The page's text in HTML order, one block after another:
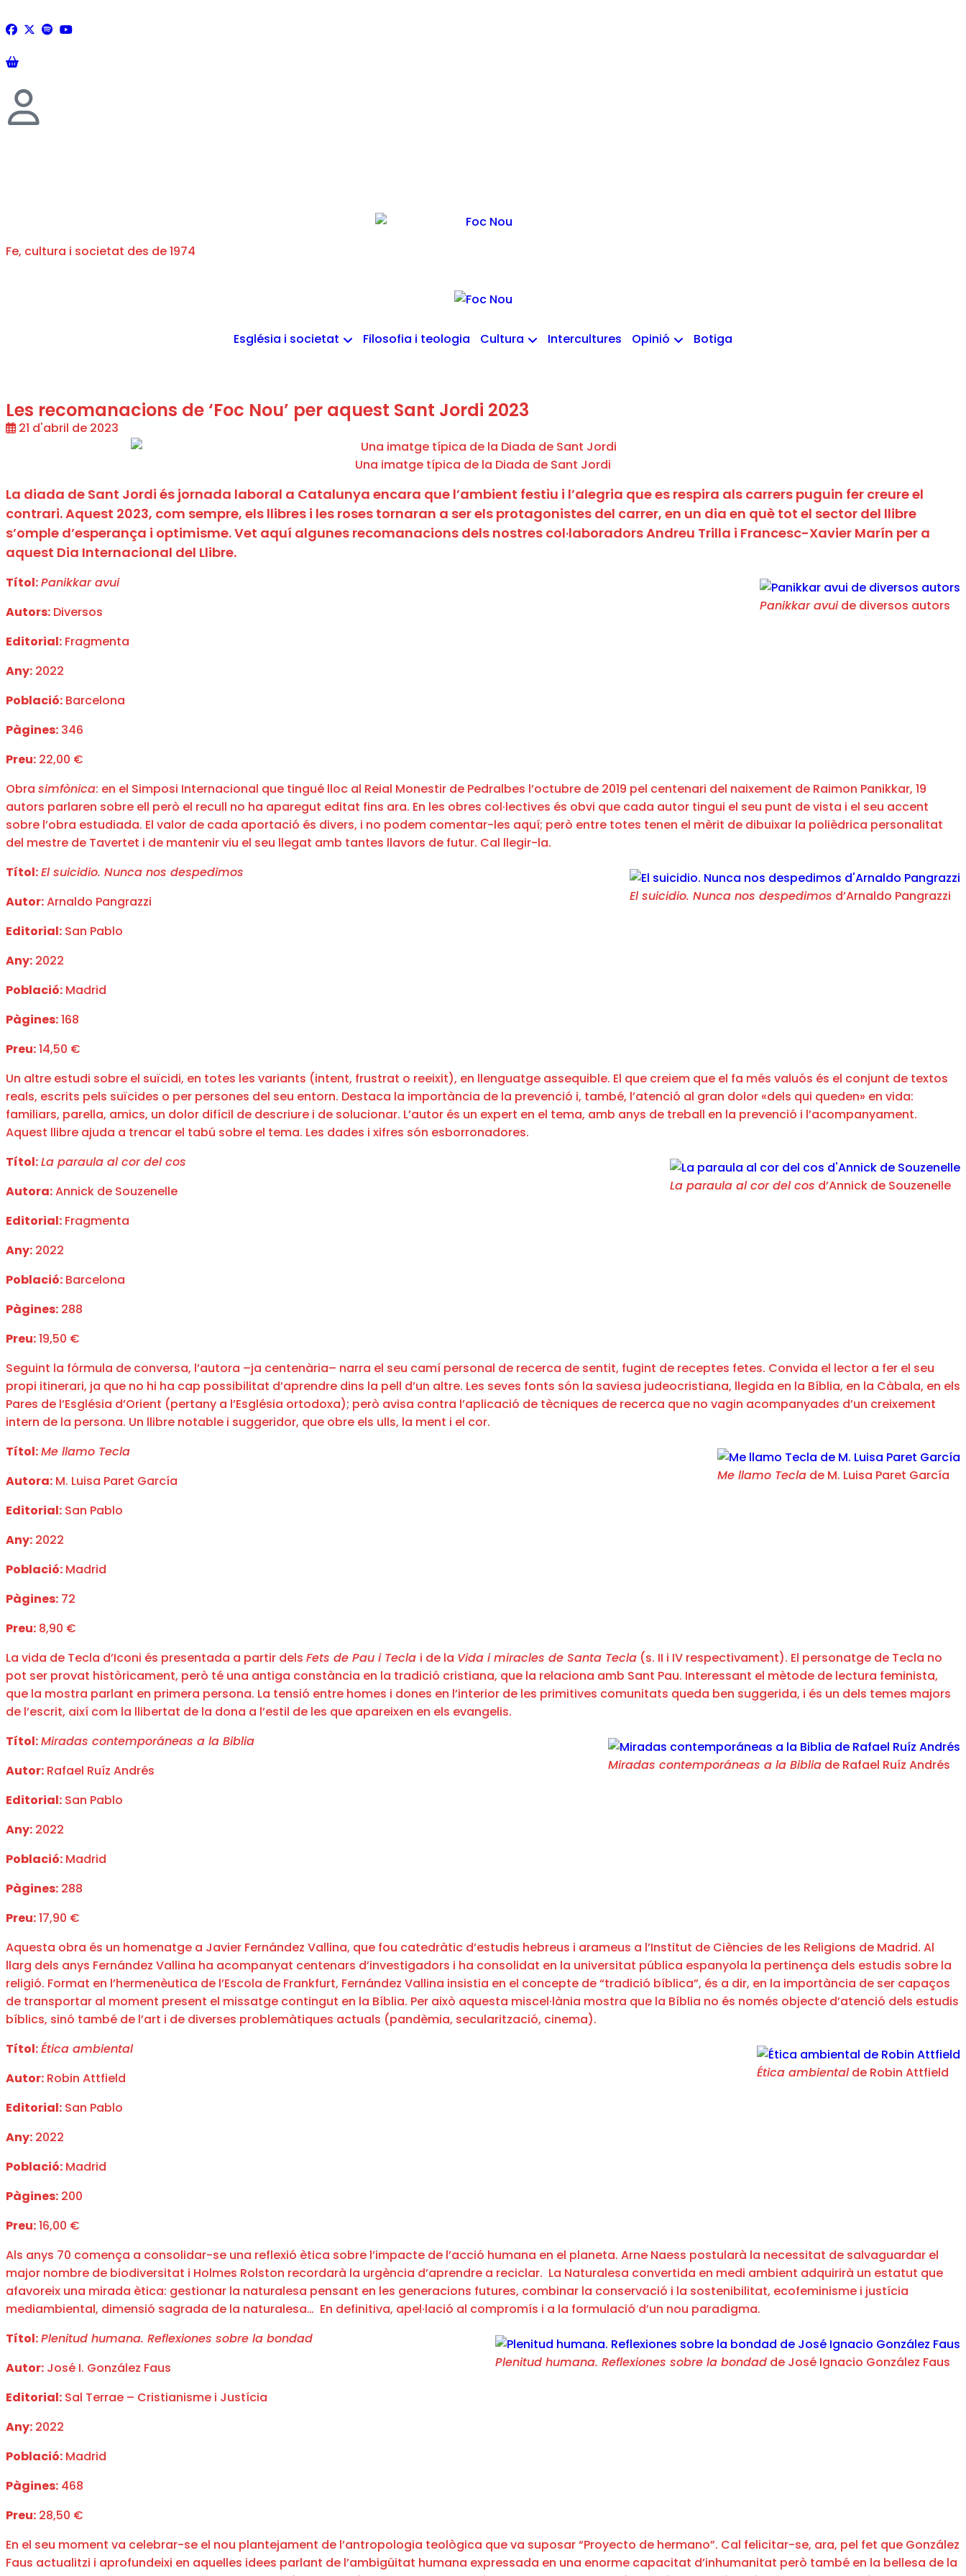
Fe, cultura i societat des de 1974
Església i societat Filosofia i teologia Cultura Intercultures Opinió Botiga
Les recomanacions de ‘Foc Nou’ per aquest Sant Jordi 2023
21 d'abril de 2023
Una imatge típica de la Diada de Sant Jordi
La diada de Sant Jordi és jornada laboral a Catalunya encara que l’ambient festiu i l’alegria que es respira als carrers puguin fer creure el
contrari. Aquest 2023, com sempre, els llibres i les roses tornaran a ser els protagonistes del carrer, en un dia en què tot el sector del llibre
s’omple d’esperança i optimisme. Vet aquí algunes recomanacions dels nostres col·laboradors Andreu Trilla i Francesc-Xavier Marín per a
aquest Dia Internacional del Llibre.
Panikkar avuide diversos autors
Títol:Panikkar avui
Autors: Diversos
Editorial: Fragmenta
Any: 2022
Població: Barcelona
Pàgines: 346
Preu: 22,00 €
Obra simfònica: en el Simposi Internacional que tingué lloc al Reial Monestir de Pedralbes l’octubre de 2019 pel centenari del naixement de Raimon Panikkar, 19
autors parlaren sobre ell però el recull no ha aparegut editat fins ara. En les obres col·lectives és obvi que cada autor tingui el seu punt de vista i el seu accent
sobre l’obra estudiada. El valor de cada aportació és divers, i no podem comentar-les aquí; però entre totes tenen el mèrit de dibuixar la polièdrica personalitat
del mestre de Tavertet i de mantenir viu el seu llegat amb tantes llavors de futur. Cal llegir-la.
El suicidio. Nunca nos despedimos d’Arnaldo Pangrazzi
Títol:El suicidio. Nunca nos despedimos
Autor:Arnaldo Pangrazzi
Editorial: San Pablo
Any: 2022
Població: Madrid
Pàgines:168
Preu:14,50 €
Un altre estudi sobre el suïcidi, en totes les variants (intent, frustrat o reeixit), en llenguatge assequible. El que creiem que el fa més valuós és el conjunt de textos
reals, escrits pels suïcides o per persones del seu entorn. Destaca la importància de la prevenció i, també, l’atenció al gran dolor «dels qui queden» en vida:
familiars, parella, amics, un dolor difícil de descriure i de solucionar. L’autor és un expert en el tema, amb anys de treball en la prevenció i l’acompanyament.
Aquest llibre ajuda a trencar el tabú sobre el tema. Les dades i xifres són esborronadores.
La paraula al cor del cos d’Annick de Souzenelle
Títol:La paraula al cor del cos
Autora:Annick de Souzenelle
Editorial: Fragmenta
Any: 2022
Població: Barcelona
Pàgines: 288
Preu:19,50 €
Seguint la fórmula de conversa, l’autora –ja centenària– narra el seu camí personal de recerca de sentit, fugint de receptes fetes. Convida el lector a fer el seu
propi itinerari, ja que no hi ha cap possibilitat d’aprendre dins la pell d’un altre. Les seves fonts són la saviesa judeocristiana, llegida en la Bíblia, en la Càbala, en els
Pares de l’Església d’Orient (pertany a l’Església ortodoxa); però avisa contra l’aplicació de tècniques de recerca que no vagin acompanyades d’un creixement
intern de la persona. Un llibre notable i suggeridor, que obre els ulls, la ment i el cor.
Me llamo Tecla de M. Luisa Paret García
Títol:Me llamo Tecla
Autora: M. Luisa Paret García
Editorial: San Pablo
Any: 2022
Població: Madrid
Pàgines: 72
Preu: 8,90 €
La vida de Tecla d’Iconi és presentada a partir dels Fets de Pau i Tecla i de la Vida i miracles de Santa Tecla (s. II i IV respectivament). El personatge de Tecla no
pot ser provat històricament, però té una antiga constància en la tradició cristiana, que la relaciona amb Sant Pau. Interessant el mètode de lectura feminista,
que la mostra parlant en primera persona. La tensió entre homes i dones en l’interior de les primitives comunitats queda ben suggerida, i és un dels temes majors
de l’escrit, així com la llibertat de la dona a l’estil de les que apareixen en els evangelis.
Miradas contemporáneas a la Biblia de Rafael Ruíz Andrés
Títol:Miradas contemporáneas a la Biblia
Autor: Rafael Ruíz Andrés
Editorial: San Pablo
Any: 2022
Població: Madrid
Pàgines: 288
Preu:17,90 €
Aquesta obra és un homenatge a Javier Fernández Vallina, que fou catedràtic d’estudis hebreus i arameus a l’Institut de Ciències de les Religions de Madrid. Al
llarg dels anys Fernández Vallina ha acompanyat centenars d’investigadors i ha consolidat en la universitat pública espanyola la pertinença dels estudis sobre la
religió. Format en l’hermenèutica de l’Escola de Frankfurt, Fernández Vallina insistia en el concepte de “tradició bíblica”, és a dir, en la importància de ser capaços
de transportar al moment present el missatge contingut en la Bíblia. Per això aquesta miscel·lània mostra que la Bíblia no és només objecte d’atenció dels estudis
bíblics, sinó també de l’art i de diverses problemàtiques actuals (pandèmia, secularització, cinema).
Ética ambientalde Robin Attfield
Títol:Ética ambiental
Autor: Robin Attfield
Editorial: San Pablo
Any: 2022
Població: Madrid
Pàgines: 200
Preu:16,00 €
Als anys 70 comença a consolidar-se una reflexió ètica sobre l’impacte de l’acció humana en el planeta. Arne Naess postularà la necessitat de salvaguardar el
major nombre de biodiversitat i Holmes Rolston recordarà la urgència d’aprendre a reciclar. La Naturalesa convertida en medi ambient adquirirà un estatut que
afavoreix una mirada ètica: gestionar la naturalesa pensant en les generacions futures, combinar la conservació i la sostenibilitat, ecofeminisme i justícia
mediambiental, dimensió sagrada de la naturalesa… En definitiva, apel·lació al compromís i a la formulació d’un nou paradigma.
Plenitud humana. Reflexiones sobre la bondad de José Ignacio González Faus
Títol:Plenitud humana. Reflexiones sobre la bondad
Autor: José I. González Faus
Editorial: Sal Terrae – Cristianisme i Justícia
Any: 2022
Població: Madrid
Pàgines: 468
Preu: 28,50 €
En el seu moment va celebrar-se el nou plantejament de l’antropologia teològica que va suposar “Proyecto de hermano”. Cal felicitar-se, ara, pel fet que González
Faus actualitzi i aprofundeixi en aquelles idees parlant de l’ambigüitat humana expressada en una enorme capacitat d’inhumanitat però també en la bellesa de la